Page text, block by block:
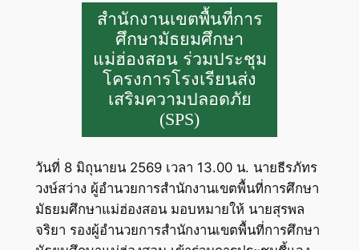
สำนักงานเขตพื้นที่การ
ศึกษามัธยมศึกษา
แม่ฮ่องสอน ร่วมประชุม
โครงการโรงเรียนส่ง
เสริมความปลอดภัย
(SPS)
วันที่ 8 มิถุนายน 2569 เวลา 13.00 น. นายธีรภัทร
วงษ์สว่าง ผู้อำนวยการสำนักงานเขตพื้นที่การศึกษา
มัธยมศึกษาแม่ฮ่องสอน มอบหมายให้ นายสุรพล
จริยา รองผู้อำนวยการสำนักงานเขตพื้นที่การศึกษา